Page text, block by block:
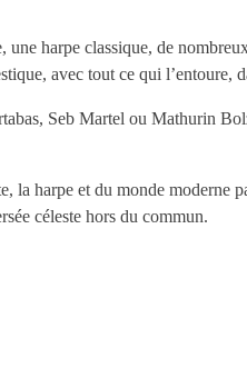
harpe classique, de
avec tout ce qui l’entoure,
Seb Martel ou Mathurin
la harpe et du monde moderne
céleste hors du commun.